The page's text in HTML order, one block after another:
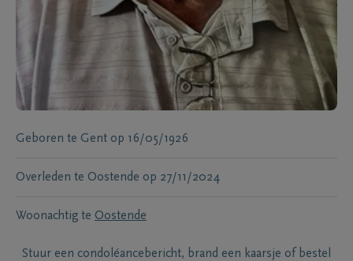
Geboren te Gent op 16/05/1926
Overleden te Oostende op 27/11/2024
Woonachtig te Oostende
Stuur een condoléancebericht, brand een kaarsje of bestel